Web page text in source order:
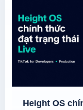
Height OS